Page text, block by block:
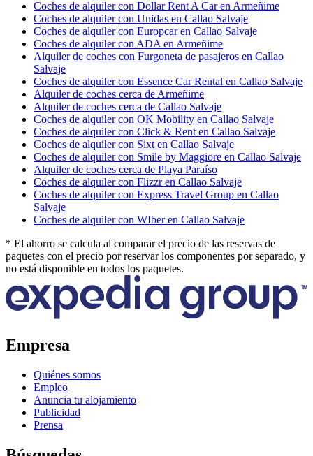
Coches de alquiler con Dollar Rent A Car en Armeñime
Coches de alquiler con Unidas en Callao Salvaje
Coches de alquiler con Europcar en Callao Salvaje
Coches de alquiler con ADA en Armeñime
Alquiler de coches con Furgoneta de pasajeros en Callao
Salvaje
Coches de alquiler con Essence Car Rental en Callao Salvaje
Alquiler de coches cerca de Armeñime
Alquiler de coches cerca de Callao Salvaje
Coches de alquiler con OK Mobility en Callao Salvaje
Coches de alquiler con Click & Rent en Callao Salvaje
Coches de alquiler con Sixt en Callao Salvaje
Coches de alquiler con Smile by Maggiore en Callao Salvaje
Alquiler de coches cerca de Playa Paraíso
Coches de alquiler con Flizzr en Callao Salvaje
Coches de alquiler con Express Travel Group en Callao
Salvaje
Coches de alquiler con WIber en Callao Salvaje
* El ahorro se calcula al comparar el precio de las reservas de
paquetes con el precio por reservar los componentes por separado, y
no está disponible en todos los paquetes.
Empresa
Quiénes somos
Empleo
Anuncia tu alojamiento
Publicidad
Prensa